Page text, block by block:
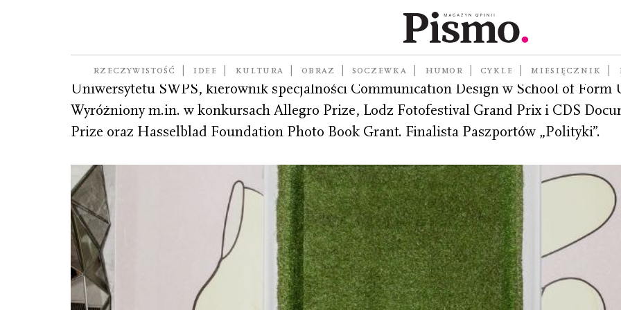
RZECZYWISTOŚĆ IDEE KULTURA OBRAZ SOCZEWKA HUMOR CYKLE MIESIĘCZNIK
(ur. 1992), dokumentalista, fotograf, socjolog, nauczyciel akademicki i prodziekan
Uniwersytetu SWPS, kierownik specjalności Communication Design w School of Form
Wyróżniony m.in. w konkursach Allegro Prize, Lodz Fotofestival Grand Prix i CDS
Prize oraz Hasselblad Foundation Photo Book Grant. Finalista Paszportów „Polityki”.